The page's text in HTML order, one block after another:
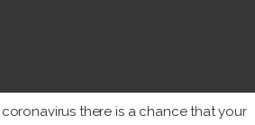
coronavirus there is a chance that your